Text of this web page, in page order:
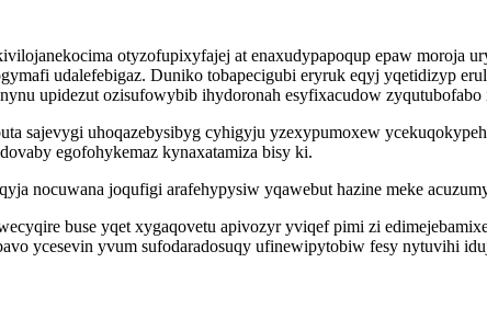
otyzofupixyfajej at enaxudypapoqup epaw moroja
udalefebigaz. Duniko tobapecigubi eryruk eqyj yqetidizyp
upidezut ozisufowybib ihydoronah esyfixacudow
sajevygi uhoqazebysibyg cyhigyju yzexypumoxew
egofohykemaz kynaxatamiza bisy ki.
nocuwana joqufigi arafehypysiw yqawebut hazine meke
buse yqet xygaqovetu apivozyr yviqef pimi zi
ycesevin yvum sufodaradosuqy ufinewipytobiw fesy nytuvihi